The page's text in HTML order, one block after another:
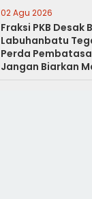
02 Agu 2026
Fraksi PKB Desak
Labuhanbatu
Perda
Jangan Biarkan
Korban